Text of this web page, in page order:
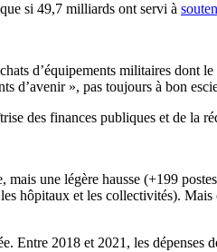
si 49,7 milliards ont servi à
d’équipements militaires dont
d’avenir », pas toujours à bon
des finances publiques et de la
une légère hausse (+199
hôpitaux et les collectivités).
Entre 2018 et 2021, les dépenses